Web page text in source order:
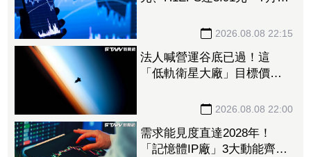
2026.08.08 22:15
法人喊營運谷底已過！這
「低軌衛星大廠」目標價衝
營收估成長20%2026.08.08 22:00
需求能見度直達2028年！
「記憶體IP廠」3大動能齊